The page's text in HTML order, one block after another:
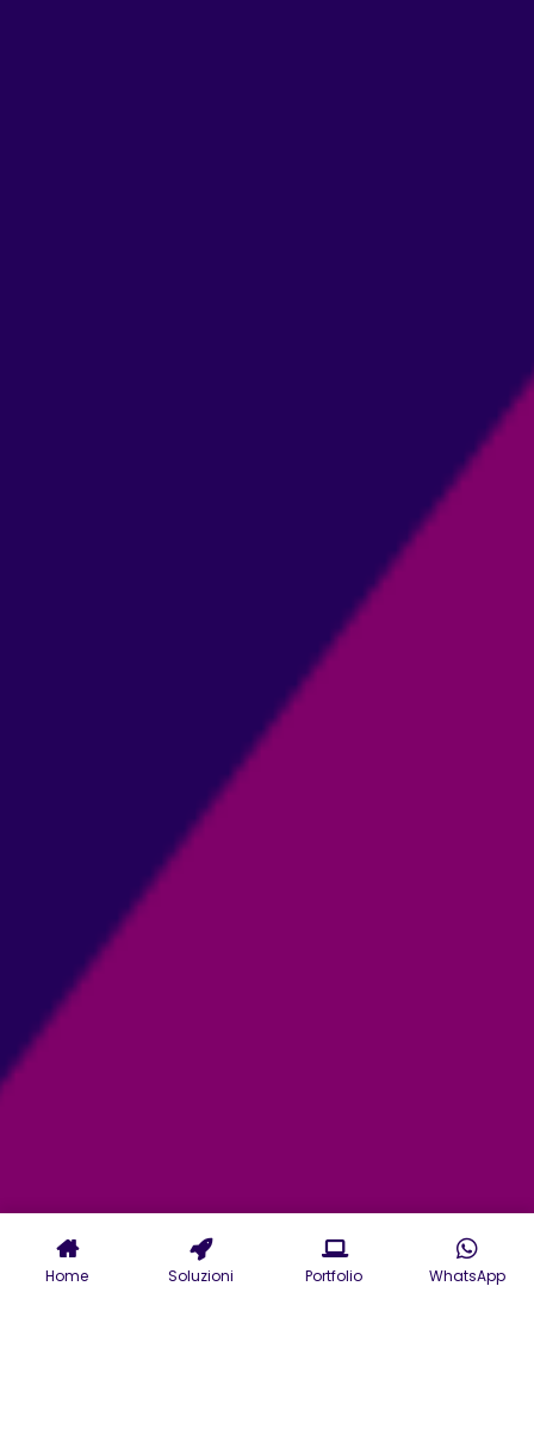
Home Soluzioni Portfolio WhatsApp